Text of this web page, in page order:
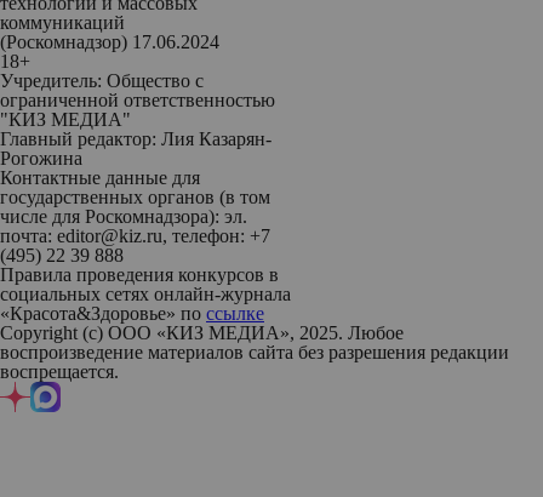
коммуникаций
(Роскомнадзор) 17.06.2024
18+
Учредитель: Общество с
ограниченной ответственностью
"КИЗ МЕДИА"
Главный редактор: Лия Казарян-
Рогожина
Контактные данные для
государственных органов (в том
числе для Роскомнадзора): эл.
почта: editor@kiz.ru, телефон: +7
(495) 22 39 888
Правила проведения конкурсов в
социальных сетях онлайн-журнала
«Красота&Здоровье» по ссылке
Copyright (с) ООО «КИЗ МЕДИА», 2025. Любое
воспроизведение материалов сайта без разрешения редакции
воспрещается.